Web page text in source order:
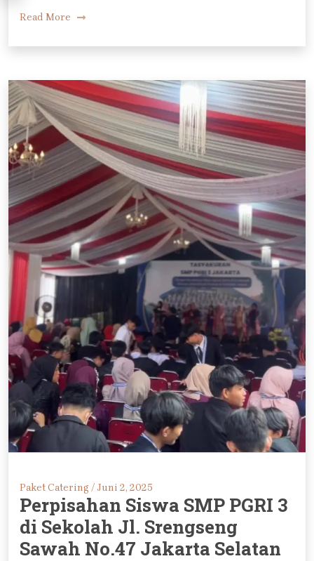
Read More
Paket Catering / Juni 2, 2025
Perpisahan Siswa SMP PGRI 3
di Sekolah Jl. Srengseng
Sawah No.47 Jakarta Selatan